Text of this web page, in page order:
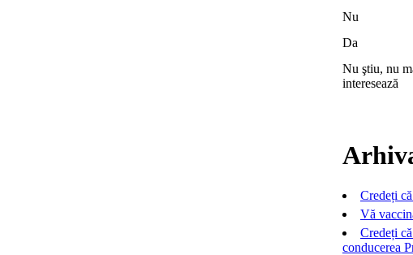
Nu
Da
Nu ştiu, nu
interesează
Credeți
Vă
Credeți
conducerea